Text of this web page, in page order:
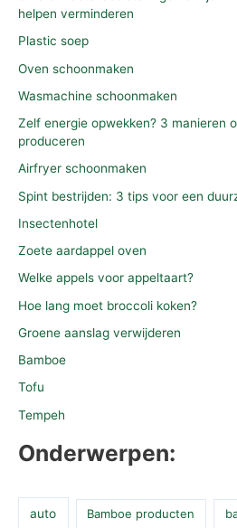
helpen verminderen
Plastic soep
Oven schoonmaken
Wasmachine schoonmaken
Zelf energie opwekken? 3 manieren
produceren
Airfryer schoonmaken
Spint bestrijden: 3 tips voor een
Insectenhotel
Zoete aardappel oven
Welke appels voor appeltaart?
Hoe lang moet broccoli koken?
Groene aanslag verwijderen
Bamboe
Tofu
Tempeh
Onderwerpen:
auto Bamboe producten